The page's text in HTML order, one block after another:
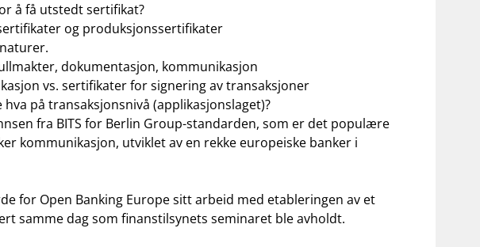
å få utstedt sertifikat?
og produksjonssertifikater
dokumentasjon, kommunikasjon
vs. sertifikater for signering av transaksjoner
på transaksjonsnivå (applikasjonslaget)?
fra BITS for Berlin Group-standarden, som er det populære
kommunikasjon, utviklet av en rekke europeiske banker i
for Open Banking Europe sitt arbeid med etableringen av et
samme dag som finanstilsynets seminaret ble avholdt.